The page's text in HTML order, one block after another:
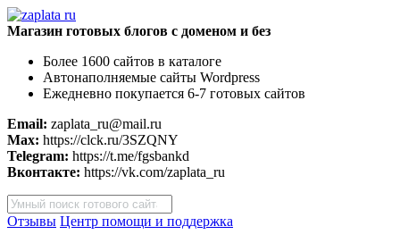
Магазин готовых блогов с доменом и без
Более 1600 сайтов в каталоге
Автонаполняемые сайты Wordpress
Ежедневно покупается 6-7 готовых сайтов
Email: zaplata_ru@mail.ru
Max: https://clck.ru/3SZQNY
Telegram: https://t.me/fgsbankd
Вконтакте: https://vk.com/zaplata_ru
Поиск
товаров
Отзывы Центр помощи и поддержка